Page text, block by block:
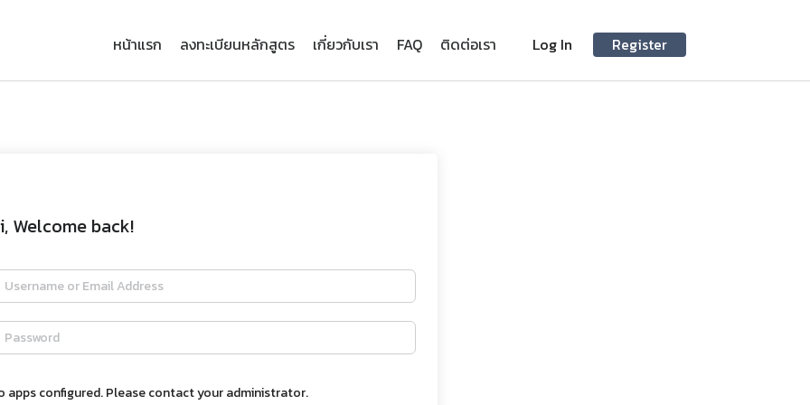
หน้าแรก ลงทะเบียนหลักสูตร เกี่ยวกับเรา FAQ ติดต่อเรา Log In Register
Welcome back!
apps configured. Please contact your administrator.